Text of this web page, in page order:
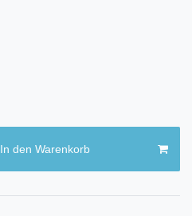
In den Warenkorb